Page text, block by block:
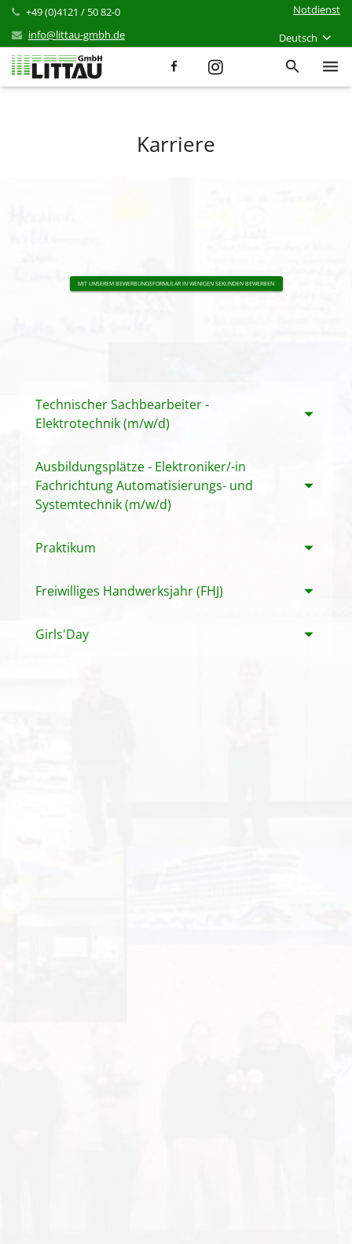
+49 (0)4121 / 50 82-0
info@littau-gmbh.de
Notdienst
Deutsch
Unternehmen
Karriere
MIT UNSEREM BEWERBUNGSFORMULAR IN WENIGEN SEKUNDEN BEWERBEN
Technischer Sachbearbeiter -
Elektrotechnik (m/w/d)
Ausbildungsplätze - Elektroniker/-in
Fachrichtung Automatisierungs- und
Systemtechnik (m/w/d)
Praktikum
Freiwilliges Handwerksjahr (FHJ)
Girls'Day